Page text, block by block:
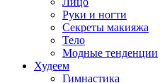
Руки и ногти
Секреты макияжа
Тело
Модные тенденции
Худеем
Гимнастика